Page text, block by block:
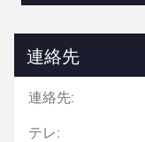
連絡先
連絡先:
テレ: